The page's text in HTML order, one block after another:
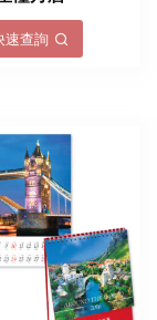
速查詢